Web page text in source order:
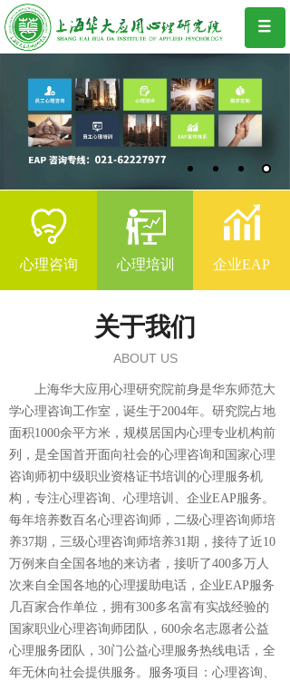
企业EAP
心理咨询 心理培训
ABOUT US
关于我们
上海华大应用心理研究院前身是华东师范大
学心理咨询工作室，诞生于2004年。研究院占地
面积1000余平方米，规模居国内心理专业机构前
列，是全国首开面向社会的心理咨询和国家心理
咨询师初中级职业资格证书培训的心理服务机
构，专注心理咨询、心理培训、企业EAP服务。
每年培养数百名心理咨询师，二级心理咨询师培
养37期，三级心理咨询师培养31期，接待了近10
万例来自全国各地的来访者，接听了400多万人
次来自全国各地的心理援助电话，企业EAP服务
几百家合作单位，拥有300多名富有实战经验的
国家职业心理咨询师团队，600余名志愿者公益
心理服务团队，30门公益心理服务热线电话，全
年无休向社会提供服务。服务项目：心理咨询、